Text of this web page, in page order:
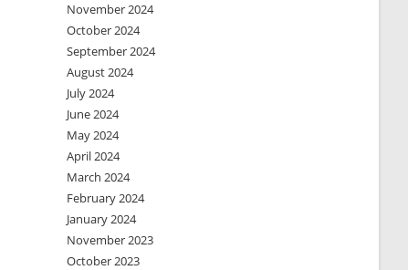
November 2024
October 2024
September 2024
August 2024
July 2024
June 2024
May 2024
April 2024
March 2024
February 2024
January 2024
November 2023
October 2023